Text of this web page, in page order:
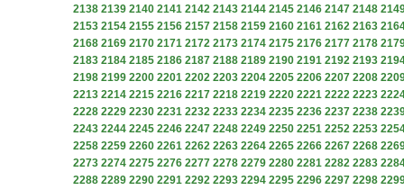
2138 2139 2140 2141 2142 2143 2144 2145 2146 2147 2148
2153 2154 2155 2156 2157 2158 2159 2160 2161 2162 2163
2168 2169 2170 2171 2172 2173 2174 2175 2176 2177 2178
2183 2184 2185 2186 2187 2188 2189 2190 2191 2192 2193
2198 2199 2200 2201 2202 2203 2204 2205 2206 2207 2208
2213 2214 2215 2216 2217 2218 2219 2220 2221 2222 2223
2228 2229 2230 2231 2232 2233 2234 2235 2236 2237 2238
2243 2244 2245 2246 2247 2248 2249 2250 2251 2252 2253
2258 2259 2260 2261 2262 2263 2264 2265 2266 2267 2268
2273 2274 2275 2276 2277 2278 2279 2280 2281 2282 2283
2288 2289 2290 2291 2292 2293 2294 2295 2296 2297 2298